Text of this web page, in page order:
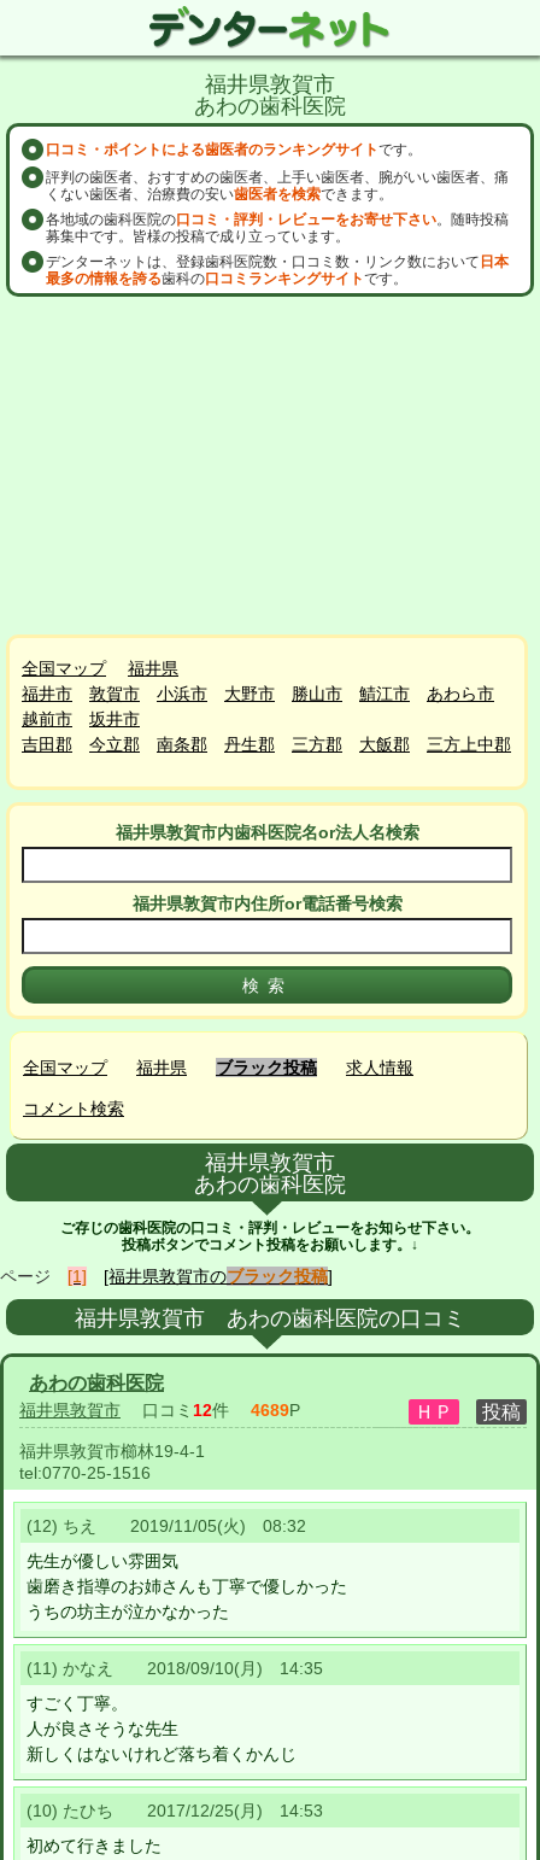
福井県敦賀市
あわの歯科医院
口コミ・ポイントによる歯医者のランキングサイトです。
評判の歯医者、おすすめの歯医者、上手い歯医者、腕がいい歯医者、痛
くない歯医者、治療費の安い歯医者を検索できます。
各地域の歯科医院の口コミ・評判・レビューをお寄せ下さい。随時投稿
募集中です。皆様の投稿で成り立っています。
デンターネットは、登録歯科医院数・口コミ数・リンク数において 日本
最多の情報を誇る歯科の口コミランキングサイトです。
全国マップ
福井県
福井市
敦賀市 小浜市 大野市 勝山市 鯖江市
あわら市
越前市
坂井市
吉田郡
今立郡 南条郡 丹生郡 三方郡 大飯郡 三方上中郡
福井県敦賀市内歯科医院名or法人名検索
福井県敦賀市内住所or電話番号検索
全国マップ 福井県 ブラック投稿 求人情報
コメント検索
福井県敦賀市
あわの歯科医院
ご存じの歯科医院の口コミ・評判・レビューをお知らせ下さい。
投稿ボタンでコメント投稿をお願いします。↓
ページ [1] [福井県敦賀市のブラック投稿]
福井県敦賀市 あわの歯科医院の口コミ
あわの歯科医院
福井県敦賀市 口コミ 12件 4689P
福井県敦賀市櫛林19-4-1
tel:0770-25-1516
(12) ちえ 2019/11/05(火) 08:32
先生が優しい雰囲気
歯磨き指導のお姉さんも丁寧で優しかった
うちの坊主が泣かなかった
(11) かなえ 2018/09/10(月) 14:35
すごく丁寧。
人が良さそうな先生
新しくはないけれど落ち着くかんじ
(10) たひち 2017/12/25(月) 14:53
初めて行きました